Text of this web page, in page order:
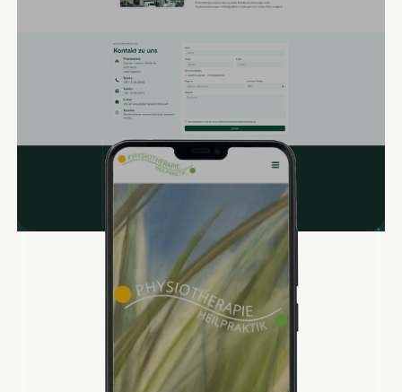
der Praxis einen Eindruck der Räume vermitteln, ohne von
noch einmal zusammengefasst, damit keine Informationen
zur Praxis untergehen.